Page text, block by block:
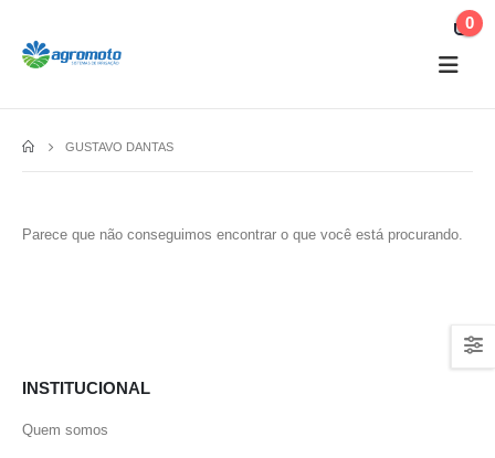
0
GUSTAVO DANTAS
Parece que não conseguimos encontrar o que você está procurando.
INSTITUCIONAL
Quem somos